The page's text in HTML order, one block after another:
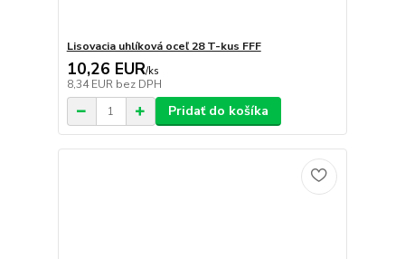
Lisovacia uhlíková oceľ 28 T-kus FFF
10,26 EUR/ks
8,34 EUR bez DPH
Pridať do košíka